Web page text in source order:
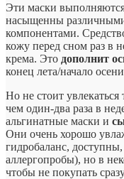
Эти маски
насыщенны
компонентами.
кожу перед сном раз в
крема. Это дополнит
конец лета/начало
Но не стоит
чем один-два раза в
альгинатные маски и
Они очень хорошо
гидробаланс,
аллергопробы), но в
чтобы не покупать